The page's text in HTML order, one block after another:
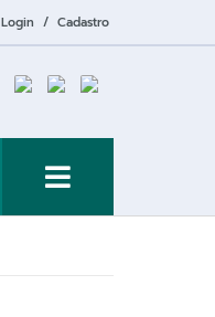
Login / Cadastro